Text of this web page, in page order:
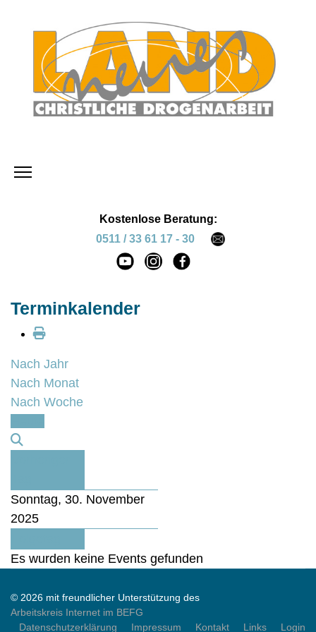
Kostenlose Beratung:
0511 / 33 61 17 - 30
Terminkalender
Nach Jahr
Nach Monat
Nach Woche
Sonntag, 30. November
2025
Es wurden keine Events gefunden
© 2026 mit freundlicher Unterstützung des
Arbeitskreis Internet im BEFG
Datenschutzerklärung
Impressum Kontakt Links Login